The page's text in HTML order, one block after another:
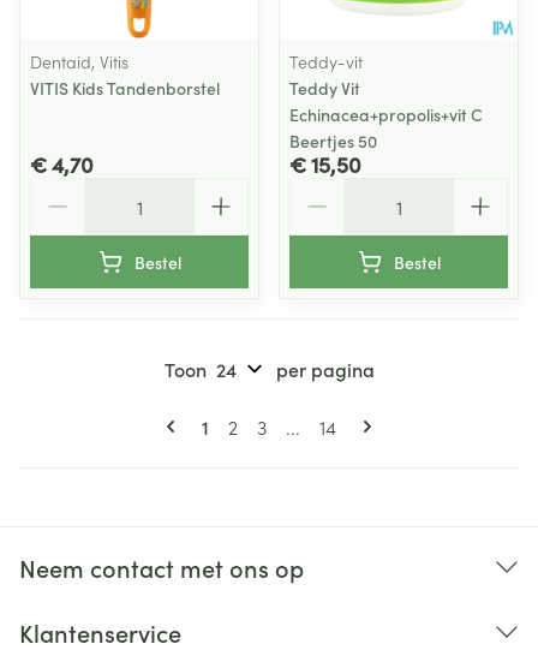
Dentaid, Vitis
VITIS Kids Tandenborstel
€ 4,70
Bestel
Teddy-vit
Teddy Vit
Echinacea+propolis+vit C
Beertjes 50
€ 15,50
Bestel
Pagina's
U lees momenteel pagina
1 Pagina
2 Pagina
3 ... Pagina
14
Toon per pagina
Neem contact met ons op
Klantenservice